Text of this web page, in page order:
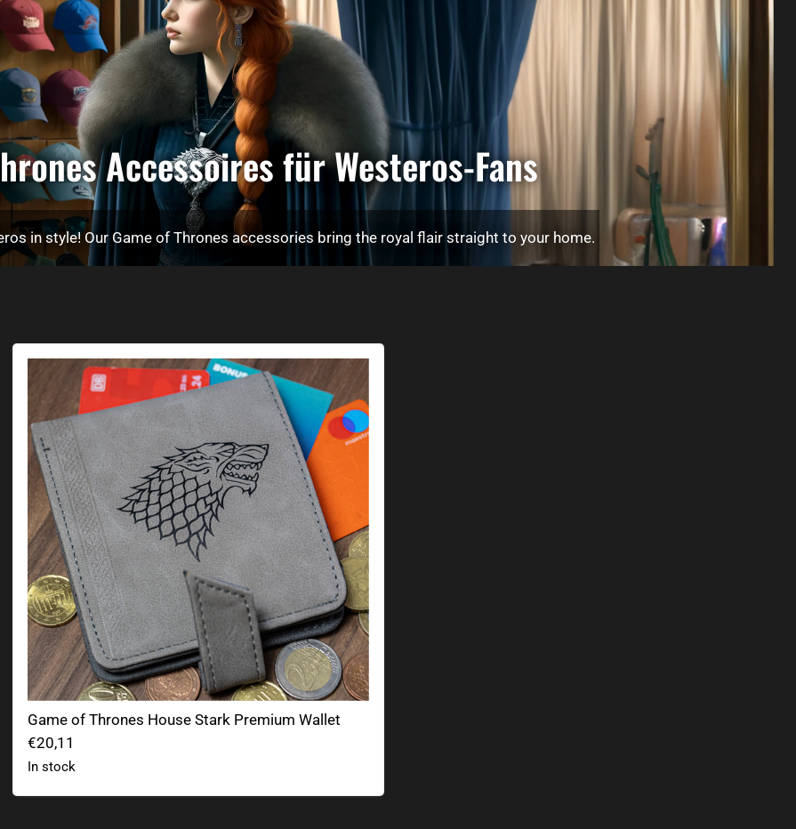
Accessoires für Westeros-Fans
in style! Our Game of Thrones accessories bring the royal flair straight to your home.
Game of Thrones House Stark Premium Wallet
Game of Thrones House Stark Premium Wallet
€20,11
In stock